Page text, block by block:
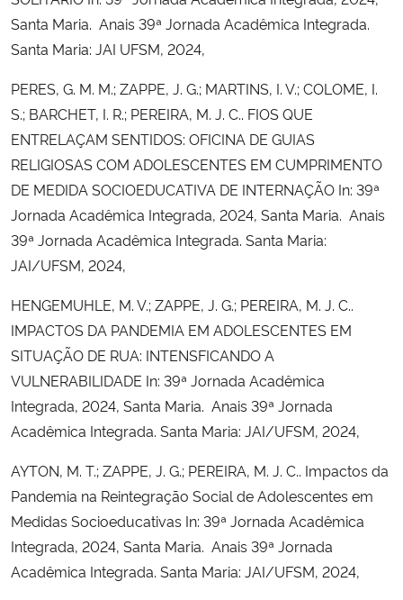
Santa Maria. Anais 39ª Jornada Acadêmica Integrada.
Santa Maria: JAI UFSM, 2024,
PERES, G. M. M.; ZAPPE, J. G.; MARTINS, I. V.; COLOME, I.
S.; BARCHET, I. R.; PEREIRA, M. J. C.. FIOS QUE
ENTRELAÇAM SENTIDOS: OFICINA DE GUIAS
RELIGIOSAS COM ADOLESCENTES EM CUMPRIMENTO
DE MEDIDA SOCIOEDUCATIVA DE INTERNAÇÃO In: 39ª
Jornada Acadêmica Integrada, 2024, Santa Maria. Anais
39ª Jornada Acadêmica Integrada. Santa Maria:
JAI/UFSM, 2024,
HENGEMUHLE, M. V.; ZAPPE, J. G.; PEREIRA, M. J. C..
IMPACTOS DA PANDEMIA EM ADOLESCENTES EM
SITUAÇÃO DE RUA: INTENSFICANDO A
VULNERABILIDADE In: 39ª Jornada Acadêmica
Integrada, 2024, Santa Maria. Anais 39ª Jornada
Acadêmica Integrada. Santa Maria: JAI/UFSM, 2024,
AYTON, M. T.; ZAPPE, J. G.; PEREIRA, M. J. C.. Impactos da
Pandemia na Reintegração Social de Adolescentes em
Medidas Socioeducativas In: 39ª Jornada Acadêmica
Integrada, 2024, Santa Maria. Anais 39ª Jornada
Acadêmica Integrada. Santa Maria: JAI/UFSM, 2024,